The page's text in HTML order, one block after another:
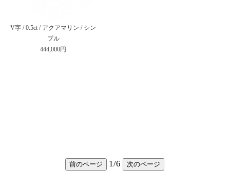
V字 / 0.5ct / アクアマリン / シン
プル
444,000円
前のページ 1/6 次のページ